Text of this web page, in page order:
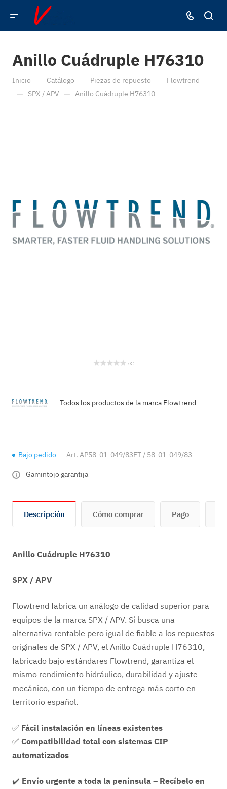
Anillo Cuádruple H76310
Inicio — Catálogo — Piezas de repuesto — Flowtrend
— SPX / APV — Anillo Cuádruple H76310
( 0 )
Todos los productos de la marca Flowtrend
Bajo pedido Art. AP58-01-049/83FT / 58-01-049/83
Gamintojo garantija
Descripción Cómo comprar Pago
Anillo Cuádruple H76310
SPX / APV
Flowtrend fabrica un análogo de calidad superior para
equipos de la marca SPX / APV. Si busca una
alternativa rentable pero igual de fiable a los repuestos
originales de SPX / APV, el Anillo Cuádruple H76310,
fabricado bajo estándares Flowtrend, garantiza el
mismo rendimiento hidráulico, durabilidad y ajuste
mecánico, con un tiempo de entrega más corto en
territorio español.
✅ Fácil instalación en líneas existentes
✅ Compatibilidad total con sistemas CIP
automatizados
✔️ Envío urgente a toda la península – Recíbelo en